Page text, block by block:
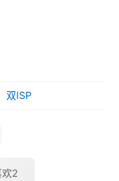
双ISP
2